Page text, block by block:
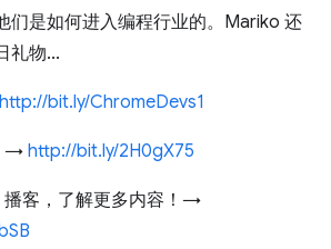
们是如何进入编程行业的。Mariko 还
礼物...
http://bit.ly/ChromeDevs1
→ http://bit.ly/2H0gX75
播客，了解更多内容！→